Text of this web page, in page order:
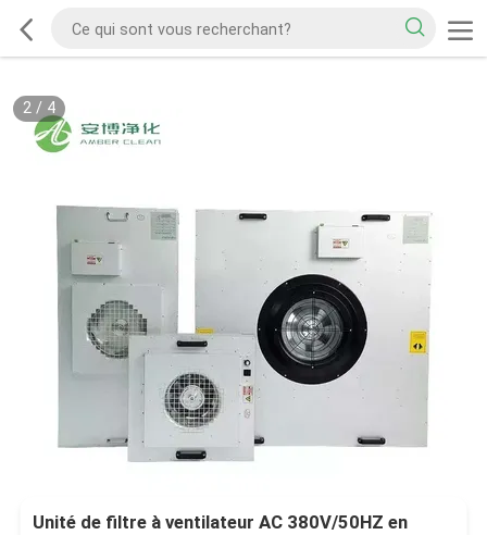
2/ 4
Unité de filtre à ventilateur AC 380V/50HZ en